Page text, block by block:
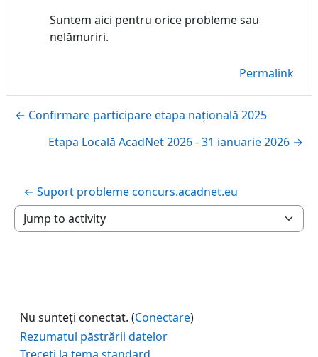
Suntem aici pentru orice probleme sau
nelămuriri.
Permalink
← Confirmare participare etapa națională 2025
Etapa Locală AcadNet 2026 - 31 ianuarie 2026 →
← Suport probleme concurs.acadnet.eu
Jump to activity
Nu sunteți conectat. (Conectare)
Rezumatul păstrării datelor